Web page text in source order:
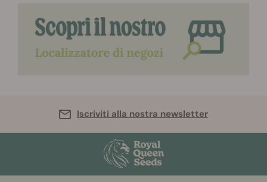
Iscriviti alla nostra newsletter